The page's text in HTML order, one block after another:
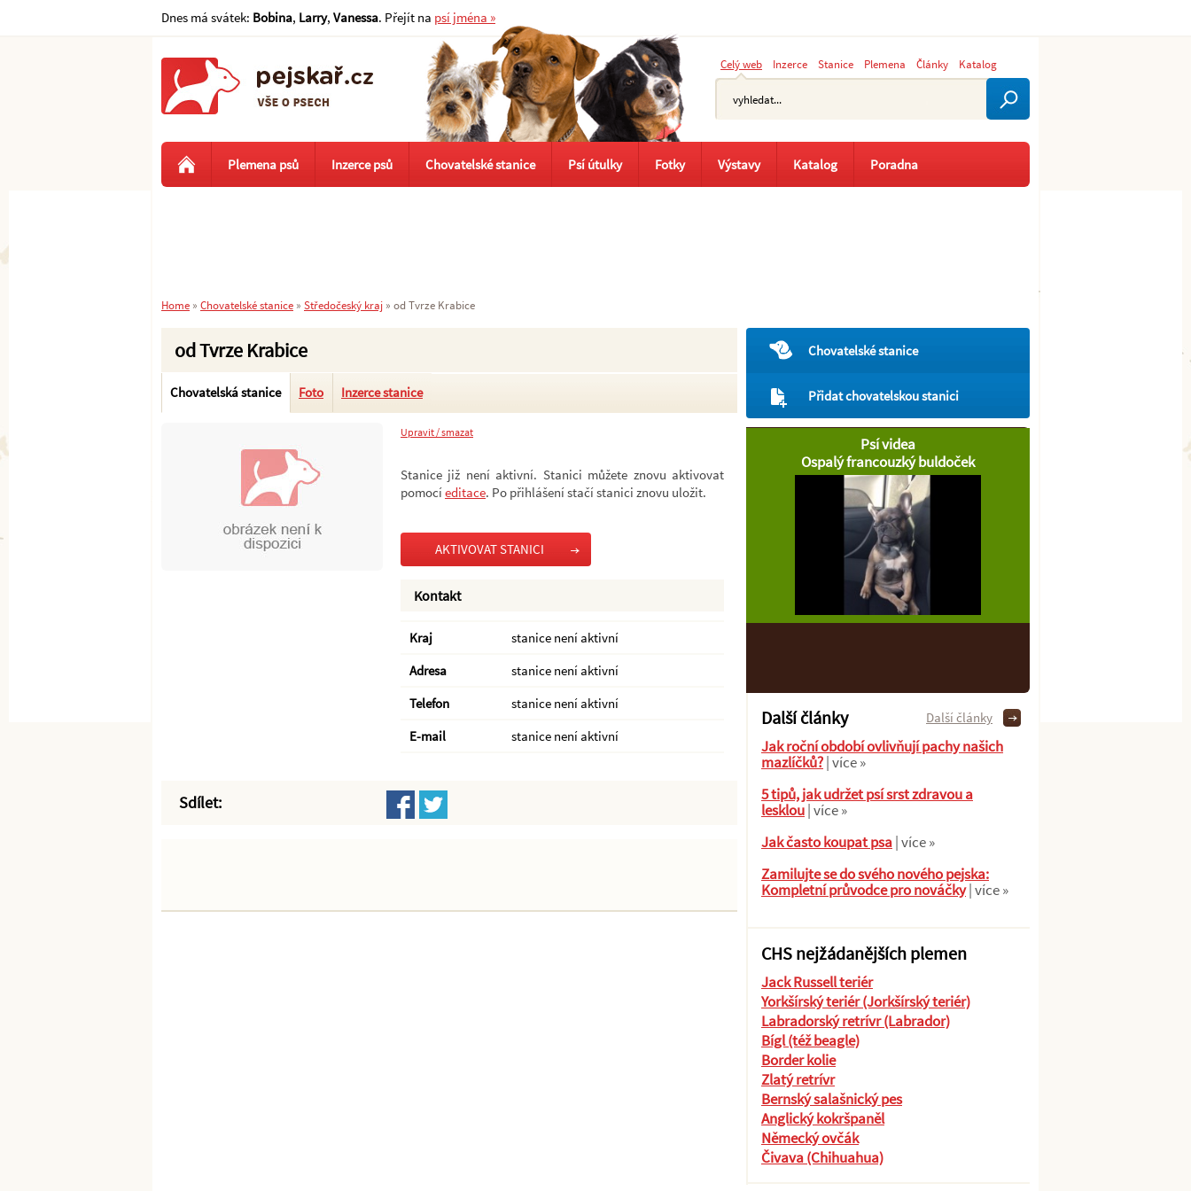
od Tvrze Krabice
Chovatelská stanice Foto Inzerce stanice
Upravit / smazat
Stanice již není aktivní. Stanici můžete znovu aktivovat
pomocíeditace. Po přihlášení stačí stanici znovu uložit.
AKTIVOVAT STANICI
Kontakt
Kraj
stanice není aktivní
Adresa
stanice není aktivní
Telefon
stanice není aktivní
E-mail
stanice není aktivní
Sdílet:
Chovatelské stanice
Přidat chovatelskou stanici
Psí videa
Ospalý francouzký buldoček
Další články
Jak roční období ovlivňují pachy našich
mazlíčků?| více »
5 tipů, jak udržet psí srst zdravou a
lesklou| více »
Jak často koupat psa| více »
Zamilujte se do svého nového pejska:
Kompletní průvodce pro nováčky| více »
Další články
CHS nejžádanějších plemen
Jack Russell teriér
Yorkšírský teriér (Jorkšírský teriér)
Labradorský retrívr (Labrador)
Bígl (též beagle)
Border kolie
Zlatý retrívr
Bernský salašnický pes
Anglický kokršpaněl
Německý ovčák
Čivava (Chihuahua)
Celý web Inzerce Stanice Plemena Články Katalog
Plemena psů Inzerce psů Chovatelské stanice Psí útulky Fotky Výstavy Katalog Poradna
Home » Chovatelské stanice » Středočeský kraj » od Tvrze Krabice
Dnes má svátek: Bobina, Larry, Vanessa. Přejít na psí jména »